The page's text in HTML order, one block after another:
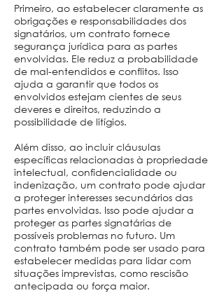
Primeiro, ao estabelecer claramente as
obrigações e responsabilidades dos
signatários, um contrato fornece
segurança jurídica para as partes
envolvidas. Ele reduz a probabilidade
de mal-entendidos e conflitos. Isso
ajuda a garantir que todos os
envolvidos estejam cientes de seus
deveres e direitos, reduzindo a
possibilidade de litígios.
Além disso, ao incluir cláusulas
específicas relacionadas à propriedade
intelectual, confidencialidade ou
indenização, um contrato pode ajudar
a proteger interesses secundários das
partes envolvidas. Isso pode ajudar a
proteger as partes signatárias de
possíveis problemas no futuro. Um
contrato também pode ser usado para
estabelecer medidas para lidar com
situações imprevistas, como rescisão
antecipada ou força maior.